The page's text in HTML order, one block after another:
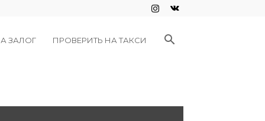
ЗАЛОГ ПРОВЕРИТЬ НА ТАКСИ